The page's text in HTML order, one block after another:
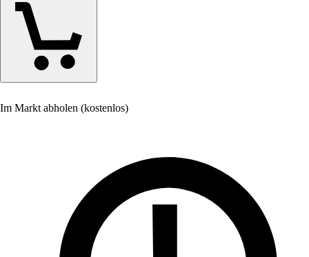
Im Markt abholen (kostenlos)